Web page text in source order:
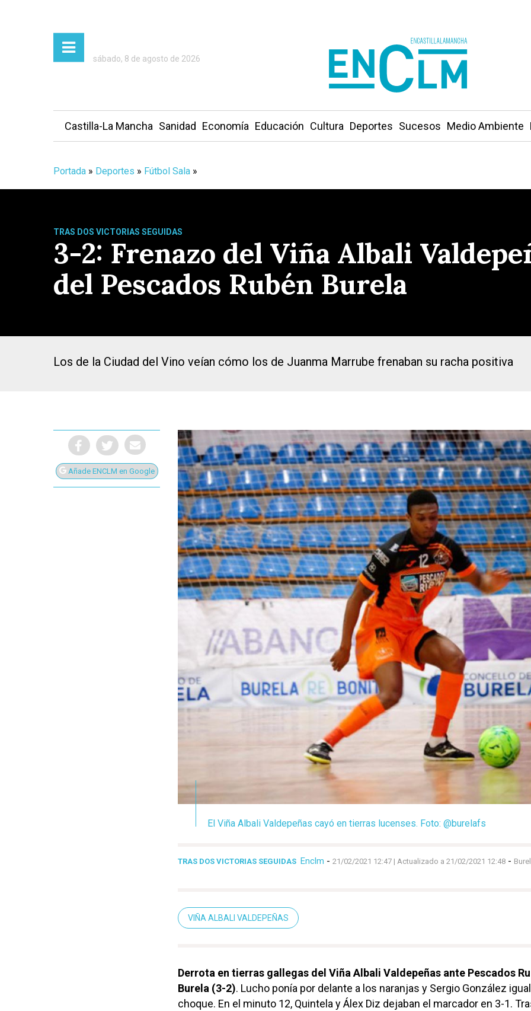
Presiona Intro para buscar o ESC para cerrar
sábado, 8 de agosto de 2026
Castilla-La Mancha Sanidad Economía Educación Cultura Deportes Sucesos Medio Ambiente
Portada » Deportes » Fútbol Sala »
TRAS DOS VICTORIAS SEGUIDAS
3-2: Frenazo del Viña Albali
del Pescados Rubén Burela
Los de la Ciudad del Vino veían cómo los de Juanma Marrube frenaban su racha positiva
Añade ENCLM en Google
El Viña Albali Valdepeñas cayó en tierras lucenses. Foto: @burelafs
TRAS DOS VICTORIAS SEGUIDAS Enclm - 21/02/2021 12:47 | Actualizado a 21/02/2021 12:48 -
VIÑA ALBALI VALDEPEÑAS
Derrota en tierras gallegas del Viña Albali Valdepeñas ante Pescados
Burela (3-2). Lucho ponía por delante a los naranjas y Sergio González
choque. En el minuto 12, Quintela y Álex Diz dejaban el marcador en 3-1.